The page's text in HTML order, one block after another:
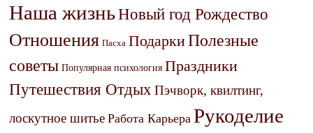
Наша жизньНовый год Рождество
Отношения Пасха ПодаркиПолезные
советы Популярная психология Праздники
Путешествия Отдых Пэчворк, квилтинг,
лоскутное шитье Работа Карьера Рукоделие